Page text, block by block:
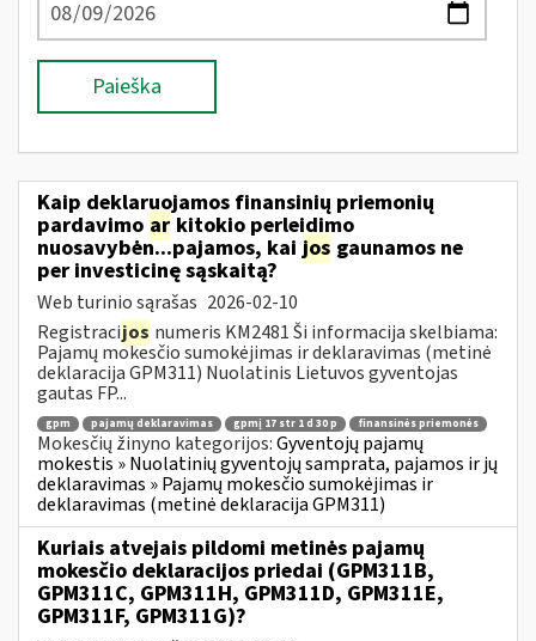
Paieška
Kaip deklaruojamos finansinių priemonių
pardavimo ar kitokio perleidimo
nuosavybėn...pajamos, kai jos gaunamos ne
per investicinę sąskaitą?
Web turinio sąrašas 2026-02-10
Registracijos numeris KM2481 Ši informacija skelbiama:
Pajamų mokesčio sumokėjimas ir deklaravimas (metinė
deklaracija GPM311) Nuolatinis Lietuvos gyventojas
gautas FP...
gpm pajamų deklaravimas gpmį 17 str 1 d 30 p finansinės priemonės
Mokesčių žinyno kategorijos:Gyventojų pajamų
mokestis » Nuolatinių gyventojų samprata, pajamos ir jų
deklaravimas » Pajamų mokesčio sumokėjimas ir
deklaravimas (metinė deklaracija GPM311)
Kuriais atvejais pildomi metinės pajamų
mokesčio deklaracijos priedai (GPM311B,
GPM311C, GPM311H, GPM311D, GPM311E,
GPM311F, GPM311G)?